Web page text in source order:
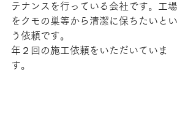
テナンスを行っている会社です。工場
をクモの巣等から清潔に保ちたいとい
う依頼です。
年２回の施工依頼をいただいていま
す。